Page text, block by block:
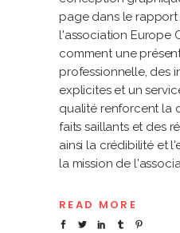
page dans le
l'association Europe
comment une
professionnelle, des
explicites et un
qualité renforcent la
faits saillants et des
ainsi la crédibilité et
la mission de
READ MORE